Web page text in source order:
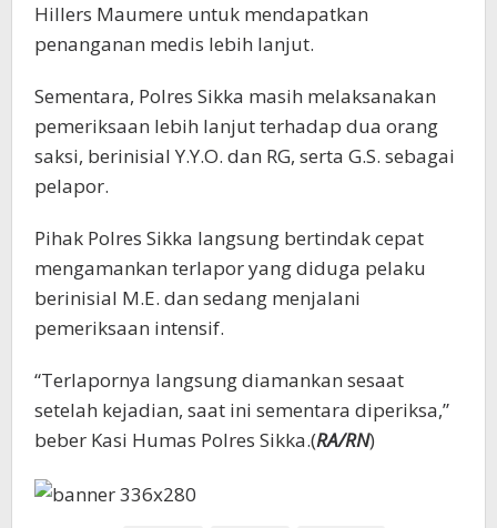
Hillers Maumere untuk mendapatkan
penanganan medis lebih lanjut.
Sementara, Polres Sikka masih melaksanakan
pemeriksaan lebih lanjut terhadap dua orang
saksi, berinisial Y.Y.O. dan RG, serta G.S. sebagai
pelapor.
Pihak Polres Sikka langsung bertindak cepat
mengamankan terlapor yang diduga pelaku
berinisial M.E. dan sedang menjalani
pemeriksaan intensif.
“Terlapornya langsung diamankan sesaat
setelah kejadian, saat ini sementara diperiksa,”
beber Kasi Humas Polres Sikka.(RA/RN)